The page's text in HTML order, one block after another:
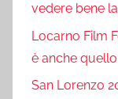
vedere bene
Locarno Film
è anche
San Lorenzo